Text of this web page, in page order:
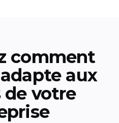
comment
aux
de votre